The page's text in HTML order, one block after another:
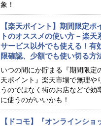
象！
【楽天ポイント】期間限定ポ
トのオススメの使い方 – 楽天
サービス以外でも使える！有
限確認、少額でも使い切る方
いつの間にか貯まる『期間限定
天ポイント』楽天市場で無理や
うのではなく街のお店などで効
に使うのがいいかも！
【ドコモ】『オンラインショ